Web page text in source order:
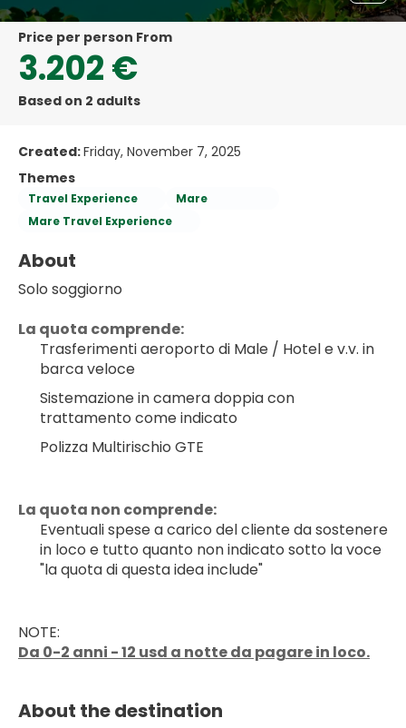
price per person From
3.202 €
Based on 2 adults
Created:Friday, November 7, 2025
Themes
Travel Experience
Mare
Mare Travel Experience
About
Solo soggiorno
La quota comprende:
Trasferimenti aeroporto di Male / Hotel e v.v. in
barca veloce
Sistemazione in camera doppia con
trattamento come indicato
Polizza Multirischio GTE
La quota non comprende:
Eventuali spese a carico del cliente da sostenere
in loco e tutto quanto non indicato sotto la voce
"la quota di questa idea include"
NOTE:
Da 0-2 anni - 12 usd a notte da pagare in loco.
About the destination